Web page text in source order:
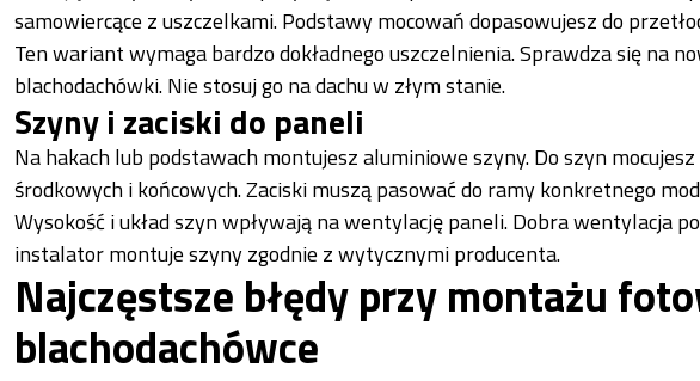
samowiercące z uszczelkami. Podstawy mocowań dopasowujesz do
Ten wariant wymaga bardzo dokładnego uszczelnienia. Sprawdza się na
blachodachówki. Nie stosuj go na dachu w złym stanie.
Szyny i zaciski do paneli
Na hakach lub podstawach montujesz aluminiowe szyny. Do szyn
środkowych i końcowych. Zaciski muszą pasować do ramy konkretnego
Wysokość i układ szyn wpływają na wentylację paneli. Dobra wentylacja
instalator montuje szyny zgodnie z wytycznymi producenta.
Najczęstsze błędy przy montażu
blachodachówce